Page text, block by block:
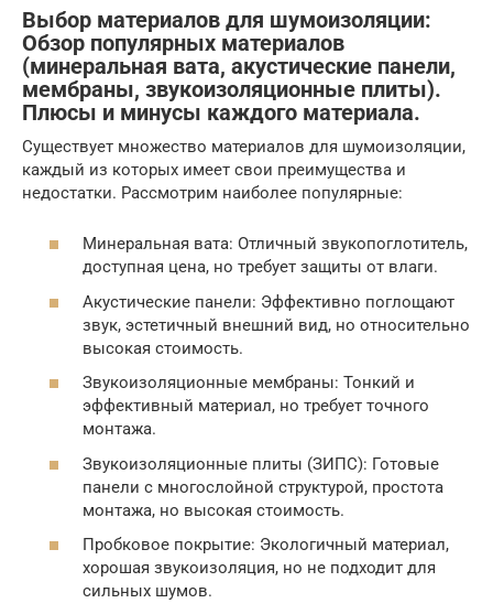
Выбор материалов для шумоизоляции:
Обзор популярных материалов
(минеральная вата, акустические панели,
мембраны, звукоизоляционные плиты).
Плюсы и минусы каждого материала.
Существует множество материалов для шумоизоляции,
каждый из которых имеет свои преимущества и
недостатки. Рассмотрим наиболее популярные:
Минеральная вата: Отличный звукопоглотитель,
доступная цена, но требует защиты от влаги.
Акустические панели: Эффективно поглощают
звук, эстетичный внешний вид, но относительно
высокая стоимость.
Звукоизоляционные мембраны: Тонкий и
эффективный материал, но требует точного
монтажа.
Звукоизоляционные плиты (ЗИПС): Готовые
панели с многослойной структурой, простота
монтажа, но высокая стоимость.
Пробковое покрытие: Экологичный материал,
хорошая звукоизоляция, но не подходит для
сильных шумов.